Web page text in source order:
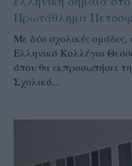
Πρωτάθλημα
Με δύο σχολικές ομάδες,
Ελληνικό Κολλέγιο
όπου θα εκπροσωπήσει
Σχολικό...